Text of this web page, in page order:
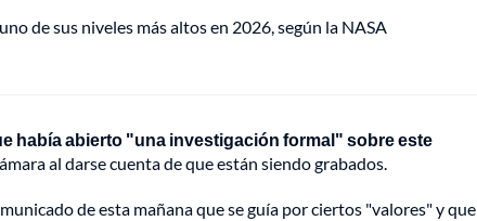
de sus niveles más altos en 2026, según la NASA
había abierto "una investigación formal" sobre este
al darse cuenta de que están siendo grabados.
de esta mañana que se guía por ciertos "valores" y que